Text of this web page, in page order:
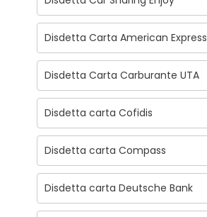
Disdetta Carta American Express
Disdetta Carta Carburante UTA
Disdetta carta Cofidis
Disdetta carta Compass
Disdetta carta Deutsche Bank